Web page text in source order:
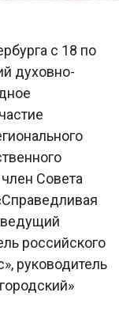
с 18 по
духовно-
Совета
российского
руководитель